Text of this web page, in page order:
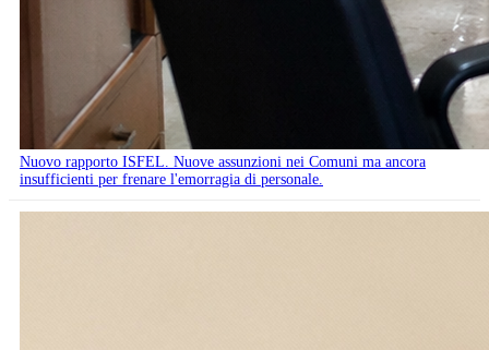
Nuovo rapporto ISFEL. Nuove assunzioni nei Comuni ma ancora
insufficienti per frenare l'emorragia di personale.